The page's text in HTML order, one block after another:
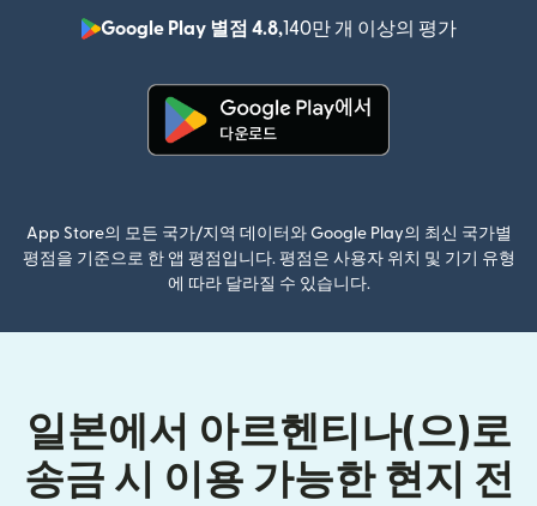
Google Play 별점 4.8,140만 개 이상의 평가
App Store의 모든 국가/지역 데이터와 Google Play의 최신 국가별
평점을 기준으로 한 앱 평점입니다. 평점은 사용자 위치 및 기기 유형
에 따라 달라질 수 있습니다.
일본에서 아르헨티나(으)로
송금 시 이용 가능한 현지 전